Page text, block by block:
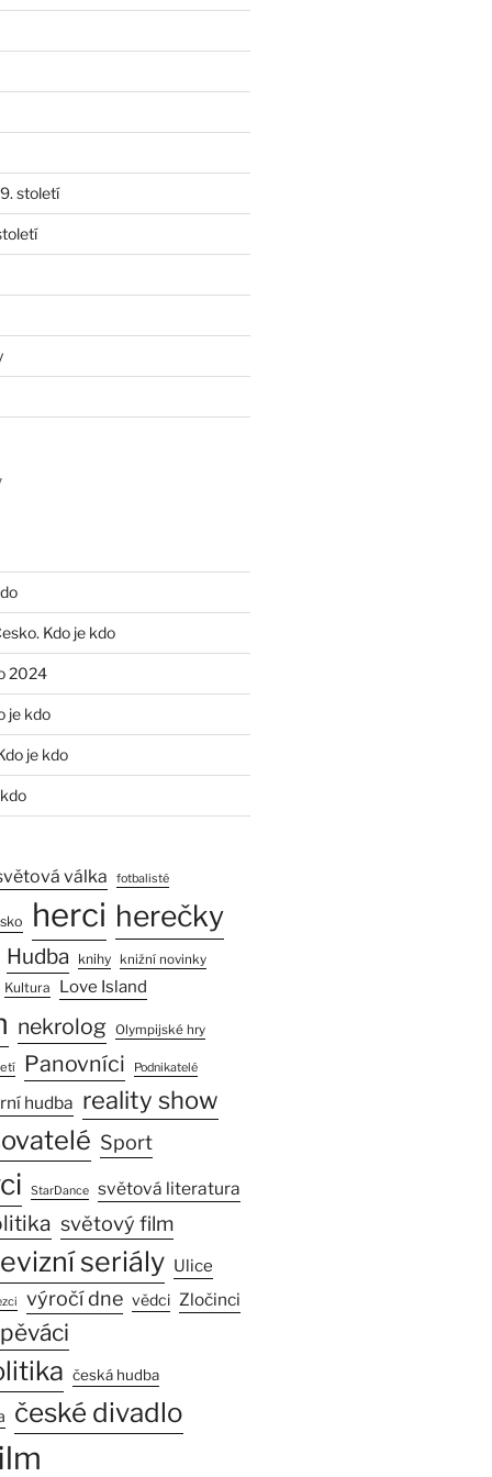
století
Kdo je kdo
2024
je kdo
je kdo
válka fotbalisté
herci herečky
Hudba knihy knižní novinky
Kultura Love Island
nekrolog Olympijské hry
Panovníci Podnikatelé
hudba reality show
Sport
StarDance světová literatura
světový film
seriály Ulice
výročí dne vědci Zločinci
česká hudba
české divadlo